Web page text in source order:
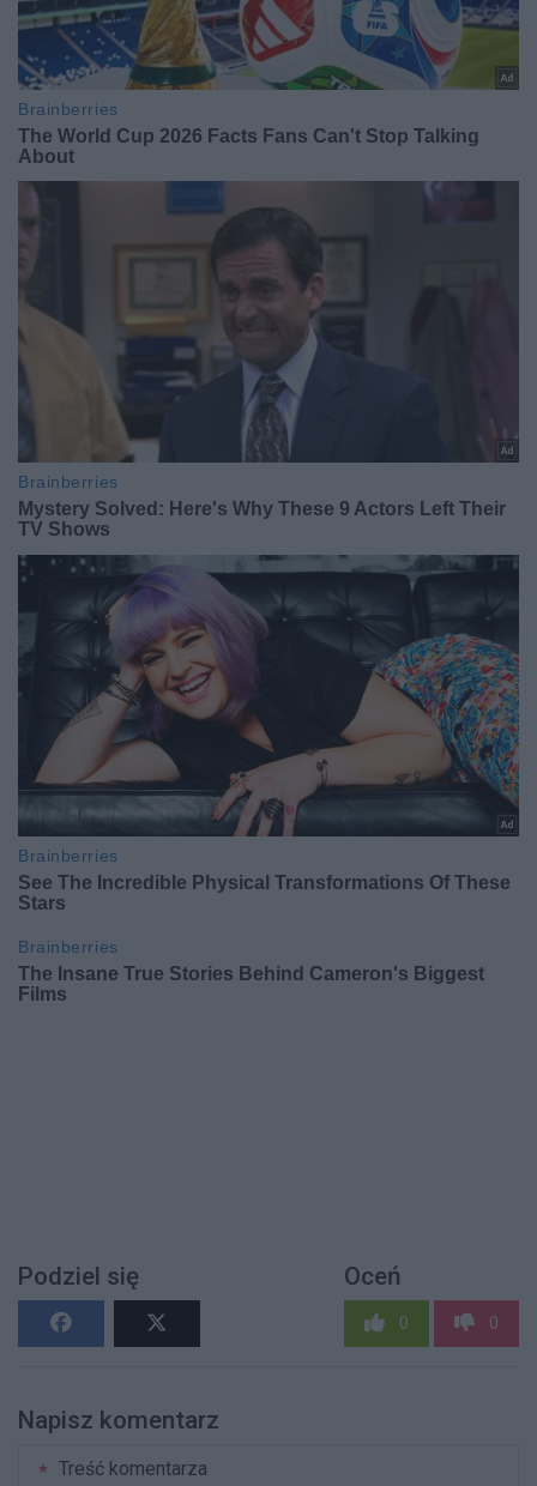
Podziel się Oceń
0 0
Napisz komentarz
Treść komentarza